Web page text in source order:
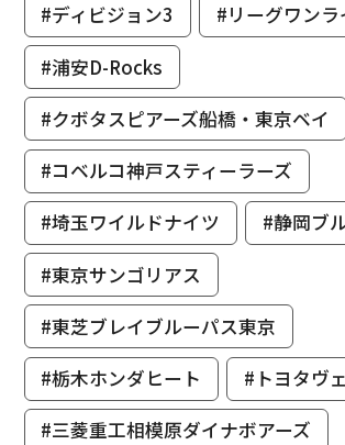
#ディビジョン3
#リーグワン
#浦安D-Rocks
#クボタスピアーズ船橋・東京ベイ
#コベルコ神戸スティーラーズ
#埼玉ワイルドナイツ
#静岡ブ
#東京サンゴリアス
#東芝ブレイブルーパス東京
#栃木ホンダヒート
#トヨタヴ
#三菱重工相模原ダイナボアーズ